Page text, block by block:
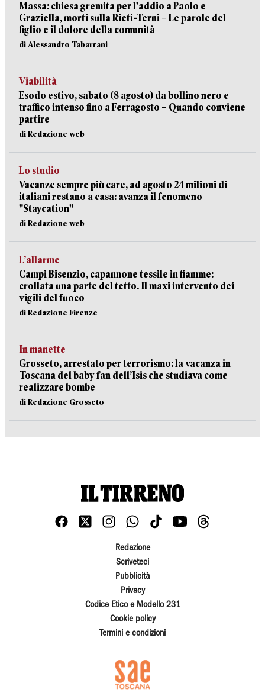
Massa: chiesa gremita per l'addio a Paolo e
Graziella, morti sulla Rieti-Terni – Le parole del
figlio e il dolore della comunità
di Alessandro Tabarrani
Viabilità
Esodo estivo, sabato (8 agosto) da bollino nero e
traffico intenso fino a Ferragosto – Quando conviene
partire
di Redazione web
Lo studio
Vacanze sempre più care, ad agosto 24 milioni di
italiani restano a casa: avanza il fenomeno
"Staycation"
di Redazione web
L’allarme
Campi Bisenzio, capannone tessile in fiamme:
crollata una parte del tetto. Il maxi intervento dei
vigili del fuoco
di Redazione Firenze
In manette
Grosseto, arrestato per terrorismo: la vacanza in
Toscana del baby fan dell’Isis che studiava come
realizzare bombe
di Redazione Grosseto
Redazione
Scriveteci
Pubblicità
Privacy
Codice Etico e Modello 231
Cookie policy
Termini e condizioni